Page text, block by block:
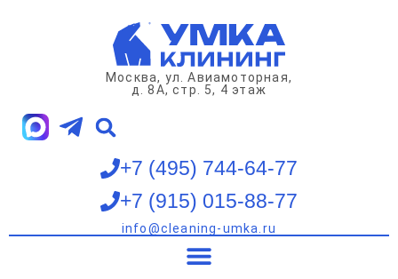
Москва, ул. Авиамоторная,
д. 8А, стр. 5, 4 этаж
+7 (495) 744-64-77
+7 (915) 015-88-77
info@cleaning-umka.ru